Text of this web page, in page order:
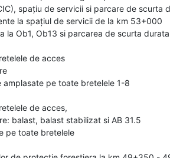
spațiu de servicii si parcare de scurta
la spațiul de servicii de la km 53+000
la Ob1, Ob13 si parcarea de scurta
de acces
pe toate bretelele 1-8
de acces,
balast, balast stabilizat si AB 31.5
pe toate bretelele